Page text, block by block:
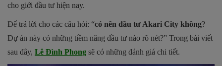
cho giới đầu tư hiện nay.
Để trả lời cho các câu hỏi: “có nên đầu tư Akari City không?
Dự án này có những tiềm năng đầu tư nào rõ nét?” Trong bài viết
sau đây, Lê Đình Phong sẽ có những đánh giá chi tiết.